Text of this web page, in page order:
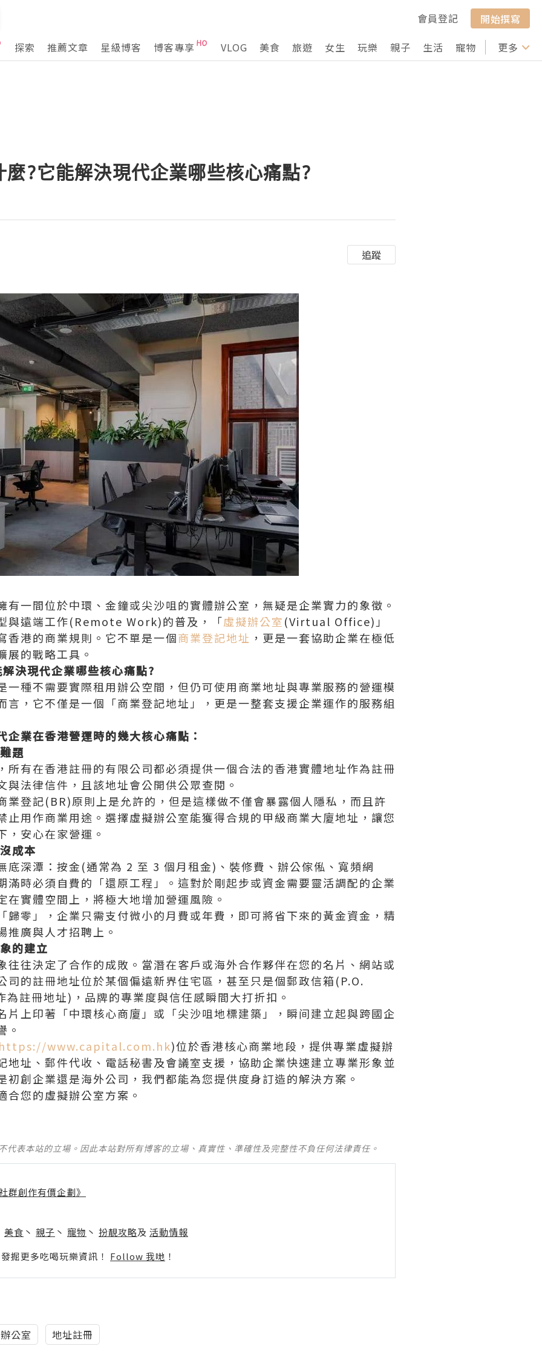
會員登記
開始撰寫
探索
推薦文章 星級博客 博客專享 VLOG 美食 旅遊 女生 玩樂 親子 生活 寵物 行山 打卡
更多
?它能解決現代企業哪些核心痛點?
追蹤
有一間位於中環、金鐘或尖沙咀的實體辦公室，無疑是企業實力的象徵。
與遠端工作(Remote Work)的普及，「虛擬辦公室(Virtual Office)」
香港的商業規則。它不單是一個商業登記地址 ，更是一套協助企業在極低
展的戰略工具。
決現代企業哪些核心痛點?
一種不需要實際租用辦公空間，但仍可使用商業地址與專業服務的營運模
言，它不僅是一個「商業登記地址」，更是一整套支援企業運作的服務組
企業在香港營運時的幾大核心痛點：
題
所有在香港註冊的有限公司都必須提供一個合法的香港實體地址作為註冊
與法律信件，且該地址會公開供公眾查閱。
業登記(BR)原則上是允許的，但是這樣做不僅會暴露個人隱私，而且許
止用作商業用途。選擇虛擬辦公室能獲得合規的甲級商業大廈地址，讓您
，安心在家營運。
成本
底深潭：按金(通常為 2 至 3 個月租金)、裝修費、辦公傢俬、寬頻網
滿時必須自費的「還原工程」。這對於剛起步或資金需要靈活調配的企業
在實體空間上，將極大地增加營運風險。
歸零」，企業只需支付微小的月費或年費，即可將省下來的黃金資金，精
推廣與人才招聘上。
的建立
往往決定了合作的成敗。當潛在客戶或海外合作夥伴在您的名片、網站或
司的註冊地址位於某個偏遠新界住宅區，甚至只是個郵政信箱(P.O.
註冊地址)，品牌的專業度與信任感瞬間大打折扣。
片上印著「中環核心商廈」或「尖沙咀地標建築」，瞬间建立起與跨國企
。
www.capital.com.hk)位於香港核心商業地段，提供專業虛擬辦
地址、郵件代收、電話秘書及會議室支援，協助企業快速建立專業形象並
初創企業還是海外公司，我們都能為您提供度身訂造的解決方案。
合您的虛擬辦公室方案。
代表本站的立場。因此本站對所有博客的立場、真實性、準確性及完整性不負任何法律責任。
群創作有價企劃》
美食 丶 親子 丶 寵物 丶 扮靚攻略及 活動情報
掘更多吃喝玩樂資訊！ Follow 我哋 ！
公室 地址註冊